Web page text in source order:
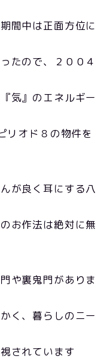
間中は正面方位に
たので、２００４
気』のエネルギー
オド８の物件を
が良く耳にする八
お作法は絶対に無
や裏鬼門がありま
く、暮らしのニー
されています